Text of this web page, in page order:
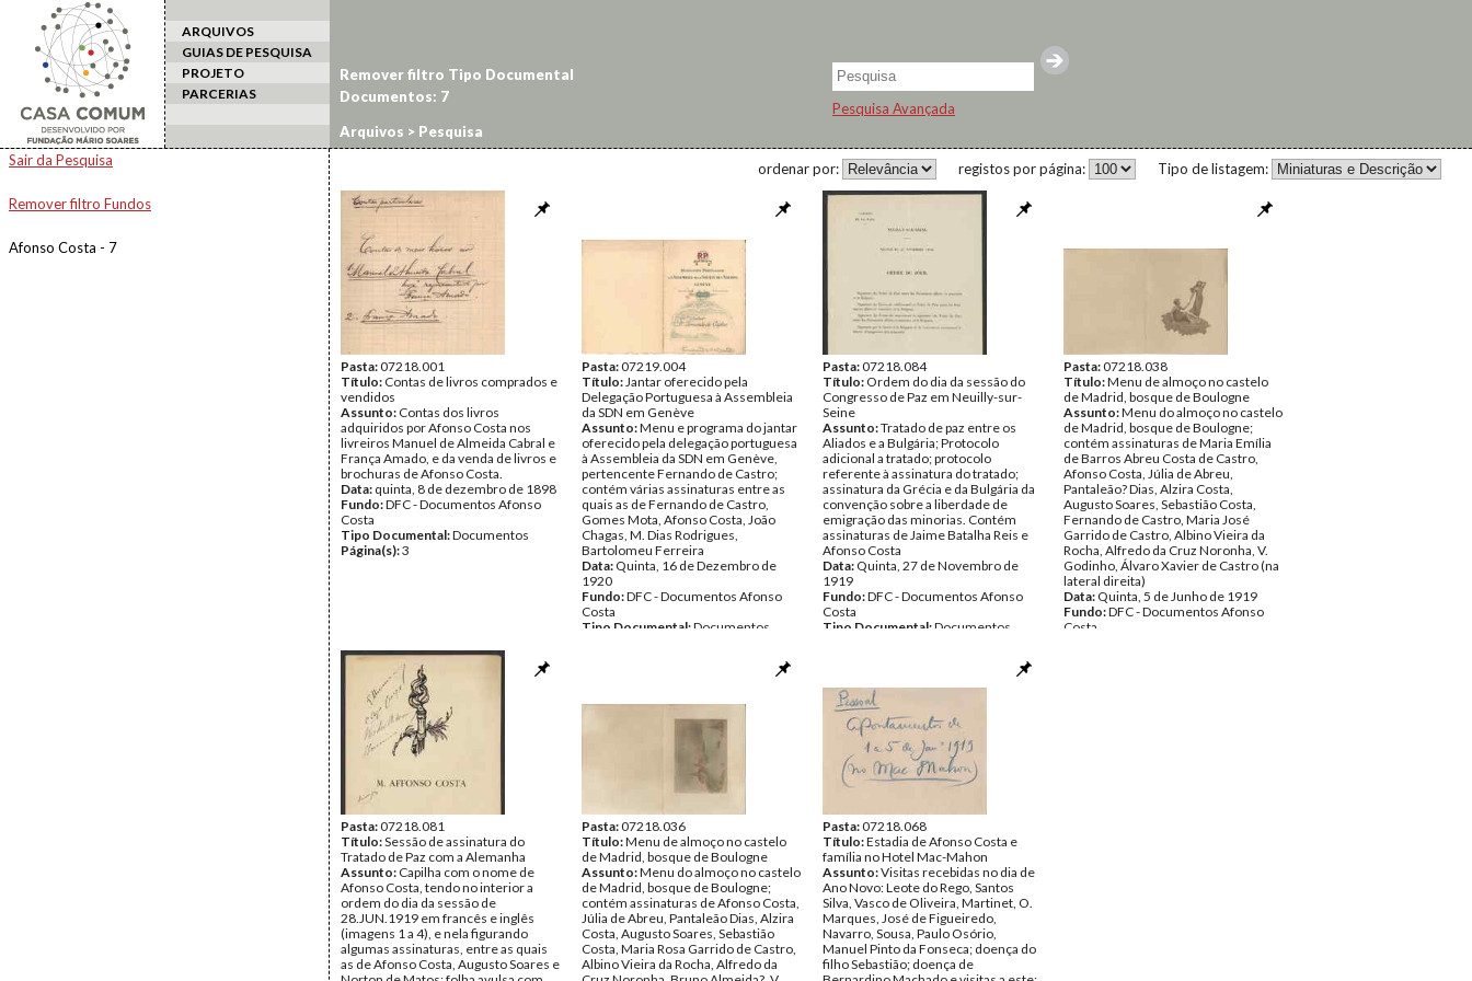
ARQUIVOS
GUIAS DE PESQUISA
PROJETO
PARCERIAS
Pesquisa Avançada
Arquivos > Pesquisa
Sair da Pesquisa
Remover filtro Fundos
Afonso Costa - 7
Remover filtro Tipo Documental
Documentos: 7
Tipo de listagem:
registos por página:
ordenar por:
Pasta:07218.001
Título: Contas de livros comprados e
vendidos
Assunto: Contas dos livros
adquiridos por Afonso Costa nos
livreiros Manuel de Almeida Cabral e
França Amado, e da venda de livros e
brochuras de Afonso Costa.
Data: quinta, 8 de dezembro de 1898
Fundo:DFC - Documentos Afonso
Costa
Tipo Documental:Documentos
Página(s):3
Pasta:07219.004
Título:Jantar oferecido pela
Delegação Portuguesa à Assembleia
da SDN em Genève
Assunto:Menu e programa do jantar
oferecido pela delegação portuguesa
à Assembleia da SDN em Genève,
pertencente Fernando de Castro;
contém várias assinaturas entre as
quais as de Fernando de Castro,
Gomes Mota, Afonso Costa, João
Chagas, M. Dias Rodrigues,
Bartolomeu Ferreira
Data: Quinta, 16 de Dezembro de
1920
Fundo:DFC - Documentos Afonso
Costa
Tipo Documental:Documentos
Pasta:07218.084
Título: Ordem do dia da sessão do
Congresso de Paz em Neuilly-sur-
Seine
Assunto:Tratado de paz entre os
Aliados e a Bulgária; Protocolo
adicional a tratado; protocolo
referente à assinatura do tratado;
assinatura da Grécia e da Bulgária da
convenção sobre a liberdade de
emigração das minorias. Contém
assinaturas de Jaime Batalha Reis e
Afonso Costa
Data: Quinta, 27 de Novembro de
1919
Fundo:DFC - Documentos Afonso
Costa
Tipo Documental:Documentos
Pasta:07218.038
Título:Menu de almoço no castelo
de Madrid, bosque de Boulogne
Assunto:Menu do almoço no castelo
de Madrid, bosque de Boulogne;
contém assinaturas de Maria Emília
de Barros Abreu Costa de Castro,
Afonso Costa, Júlia de Abreu,
Pantaleão? Dias, Alzira Costa,
Augusto Soares, Sebastião Costa,
Fernando de Castro, Maria José
Garrido de Castro, Albino Vieira da
Rocha, Alfredo da Cruz Noronha, V.
Godinho, Álvaro Xavier de Castro (na
lateral direita)
Data: Quinta, 5 de Junho de 1919
Fundo:DFC - Documentos Afonso
Costa
Pasta:07218.081
Título:Sessão de assinatura do
Tratado de Paz com a Alemanha
Assunto: Capilha com o nome de
Afonso Costa, tendo no interior a
ordem do dia da sessão de
28.JUN.1919 em francês e inglês
(imagens 1 a 4), e nela figurando
algumas assinaturas, entre as quais
as de Afonso Costa, Augusto Soares e
Pasta:07218.036
Título:Menu de almoço no castelo
de Madrid, bosque de Boulogne
Assunto:Menu do almoço no castelo
de Madrid, bosque de Boulogne;
contém assinaturas de Afonso Costa,
Júlia de Abreu, Pantaleão Dias, Alzira
Costa, Augusto Soares, Sebastião
Costa, Maria Rosa Garrido de Castro,
Albino Vieira da Rocha, Alfredo da
Pasta:07218.068
Título:Estadia de Afonso Costa e
família no Hotel Mac-Mahon
Assunto:Visitas recebidas no dia de
Ano Novo: Leote do Rego, Santos
Silva, Vasco de Oliveira, Martinet, O.
Marques, José de Figueiredo,
Navarro, Sousa, Paulo Osório,
Manuel Pinto da Fonseca; doença do
filho Sebastião; doença de